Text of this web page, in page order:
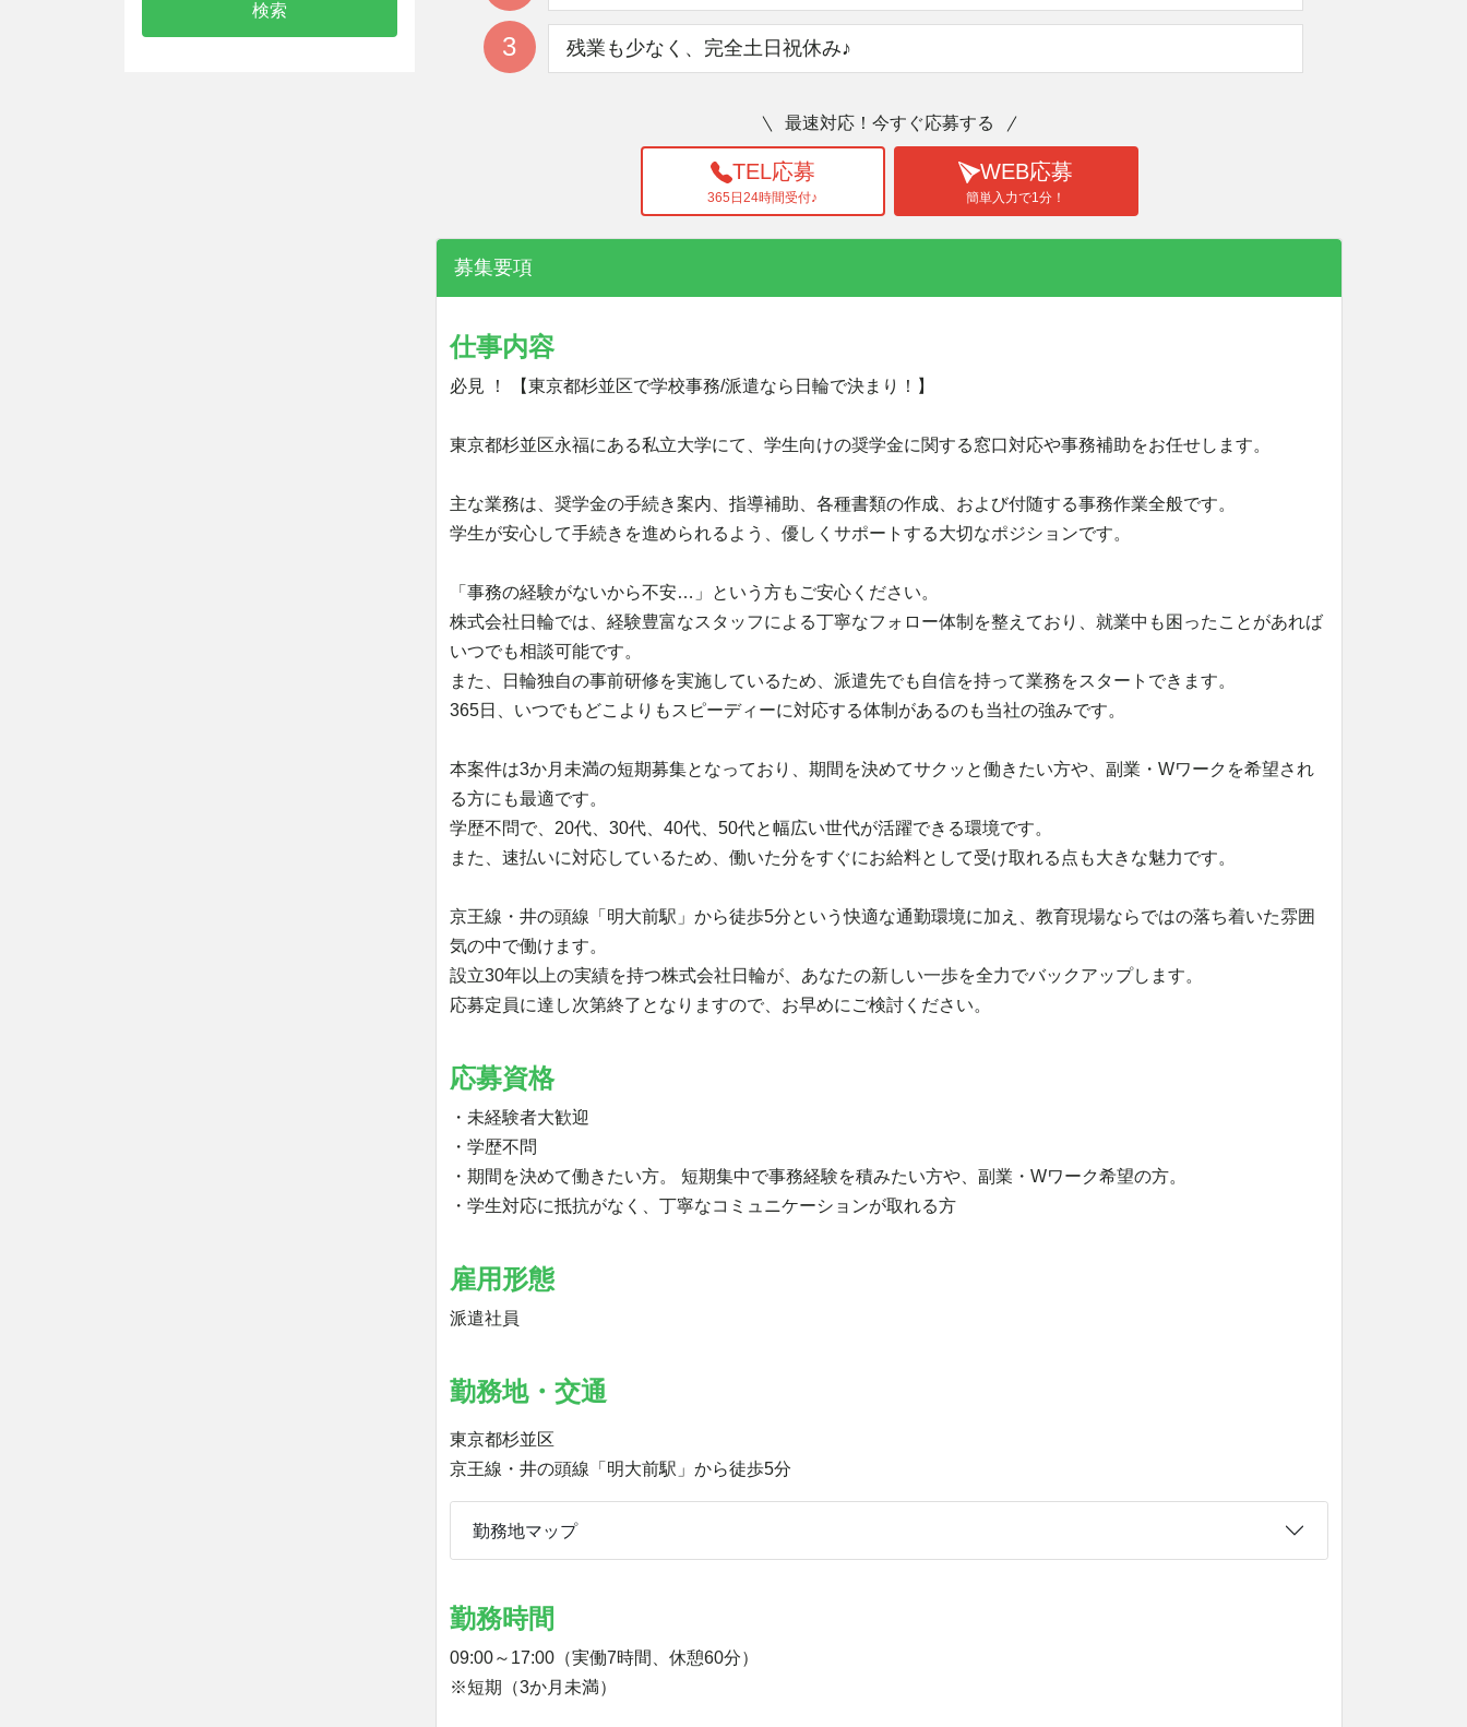
3 残業も少なく、完全土日祝休み♪
最速対応！今すぐ応募する
WEB応募
簡単入力で1分！
TEL応募
365日24時間受付♪
募集要項
仕事内容
必見 ！ 【東京都杉並区で学校事務/派遣なら日輪で決まり！】
東京都杉並区永福にある私立大学にて、学生向けの奨学金に関する窓口対応や事務補助をお任せします。
主な業務は、奨学金の手続き案内、指導補助、各種書類の作成、および付随する事務作業全般です。
学生が安心して手続きを進められるよう、優しくサポートする大切なポジションです。
「事務の経験がないから不安…」という方もご安心ください。
株式会社日輪では、経験豊富なスタッフによる丁寧なフォロー体制を整えており、就業中も困ったことがあれば
いつでも相談可能です。
また、日輪独自の事前研修を実施しているため、派遣先でも自信を持って業務をスタートできます。
365日、いつでもどこよりもスピーディーに対応する体制があるのも当社の強みです。
本案件は3か月未満の短期募集となっており、期間を決めてサクッと働きたい方や、副業・Wワークを希望され
る方にも最適です。
学歴不問で、20代、30代、40代、50代と幅広い世代が活躍できる環境です。
また、速払いに対応しているため、働いた分をすぐにお給料として受け取れる点も大きな魅力です。
京王線・井の頭線「明大前駅」から徒歩5分という快適な通勤環境に加え、教育現場ならではの落ち着いた雰囲
気の中で働けます。
設立30年以上の実績を持つ株式会社日輪が、あなたの新しい一歩を全力でバックアップします。
応募定員に達し次第終了となりますので、お早めにご検討ください。
応募資格
・未経験者大歓迎
・学歴不問
・期間を決めて働きたい方。 短期集中で事務経験を積みたい方や、副業・Wワーク希望の方。
・学生対応に抵抗がなく、丁寧なコミュニケーションが取れる方
雇用形態
派遣社員
勤務地・交通
東京都杉並区
京王線・井の頭線「明大前駅」から徒歩5分
勤務地マップ
勤務時間
09:00～17:00（実働7時間、休憩60分）
※短期（3か月未満）
検索